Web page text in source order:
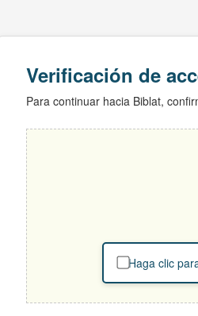
Verificación de
Para continuar hacia Biblat,
Haga clic